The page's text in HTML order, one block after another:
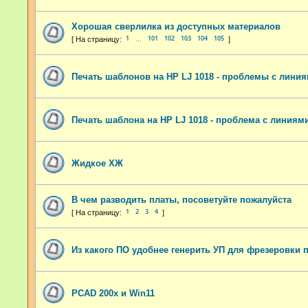
Хорошая сверлилка из доступных материалов
1 101 102 103 104 105
Печать шаблонов на HP LJ 1018 - проблемы с
Печать шаблона на HP LJ 1018 - проблема с
Жидкое ХЖ
В чем разводить платы, посоветуйте пожалуйста
1 2 3 4
Из какого ПО удобнее генерить УП для фрезеровки
PCAD 200x и Win11